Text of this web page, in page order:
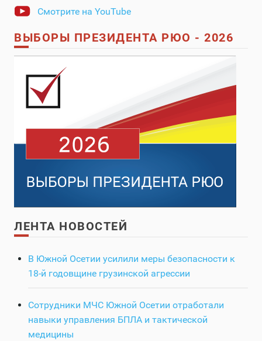
Смотрите на YouTube
ВЫБОРЫ ПРЕЗИДЕНТА РЮО - 2026
ЛЕНТА НОВОСТЕЙ
В Южной Осетии усилили меры безопасности к
18-й годовщине грузинской агрессии
Сотрудники МЧС Южной Осетии отработали
навыки управления БПЛА и тактической
медицины